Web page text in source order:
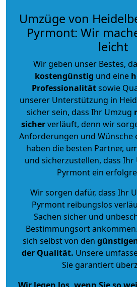
Umzüge von
Pyrmont: Wir
leicht
Wir geben unser Bestes,
kostengünstig und eine
Professionalitätsowie
unserer Unterstützung in
sicher sein, dass Ihr Umzug
sicherverläuft, denn wir
Anforderungen und Wünsche
haben die besten Partner,
und sicherzustellen, dass Ihr
Pyrmont ein
Wir sorgen dafür, dass Ihr
Pyrmont reibungslos
Sachen sicher und
Bestimmungsort
sich selbst von den
der Qualität. Unsere
Sie garantiert
Wir legen los, wenn Sie so